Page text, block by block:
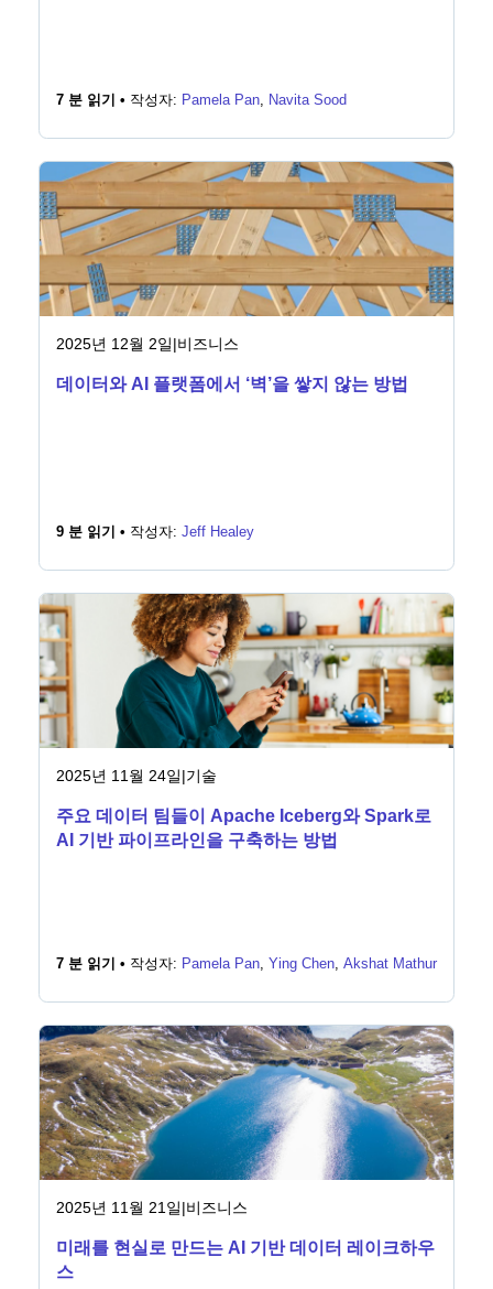
7 분 읽기 • 작성자: Pamela Pan, Navita Sood
2025년 12월 2일|비즈니스
데이터와 AI 플랫폼에서 ‘벽’을 쌓지 않는 방법
9 분 읽기 • 작성자: Jeff Healey
2025년 11월 24일|기술
주요 데이터 팀들이 Apache Iceberg와 Spark로
AI 기반 파이프라인을 구축하는 방법
7 분 읽기 • 작성자: Pamela Pan, Ying Chen, Akshat Mathur
2025년 11월 21일|비즈니스
미래를 현실로 만드는 AI 기반 데이터 레이크하우
스